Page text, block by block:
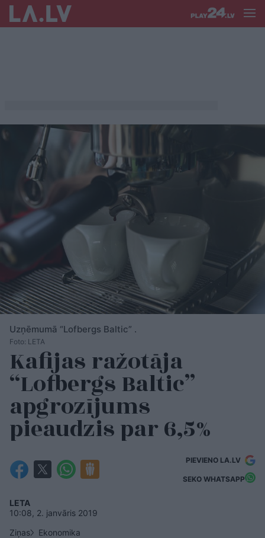
Uzņēmumā “Lofbergs Baltic” .
Foto: LETA
Kafijas ražotāja
“Lofbergs Baltic”
apgrozījums
pieaudzis par 6,5%
PIEVIENO LA.LV
SEKO WHATSAPP
LETA
10:08, 2. janvāris 2019
Ziņas
Ekonomika